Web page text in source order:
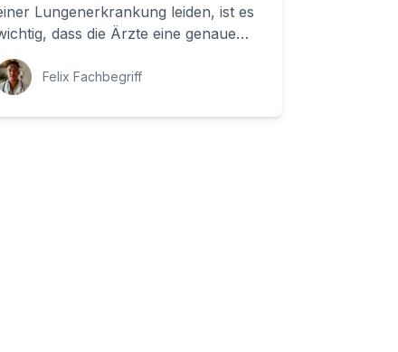
Lungenerkrankung leiden, ist es
dass die Ärzte eine genaue
Diagnose stellen können. Eine
Hi...
Felix Fachbegriff